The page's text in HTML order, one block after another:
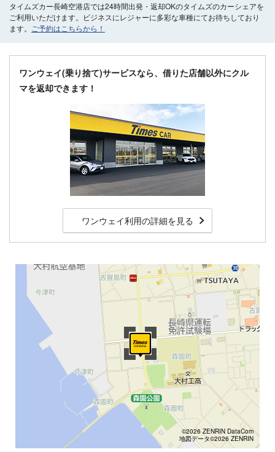
タイムズカー長崎空港店では24時間出発・返却OKのタイムズのカーシェアを
ご利用いただけます。ビジネスにレジャーに多彩な車種にてお待ちしており
ます。
ご予約はこちらから！
ワンウェイ(乗り捨て)サービスなら、借りた店舗以外にクル
マを返却できます！
ワンウェイ利用の詳細を見る
©2026 ZENRIN DataCom
地図データ©2026 ZENRIN